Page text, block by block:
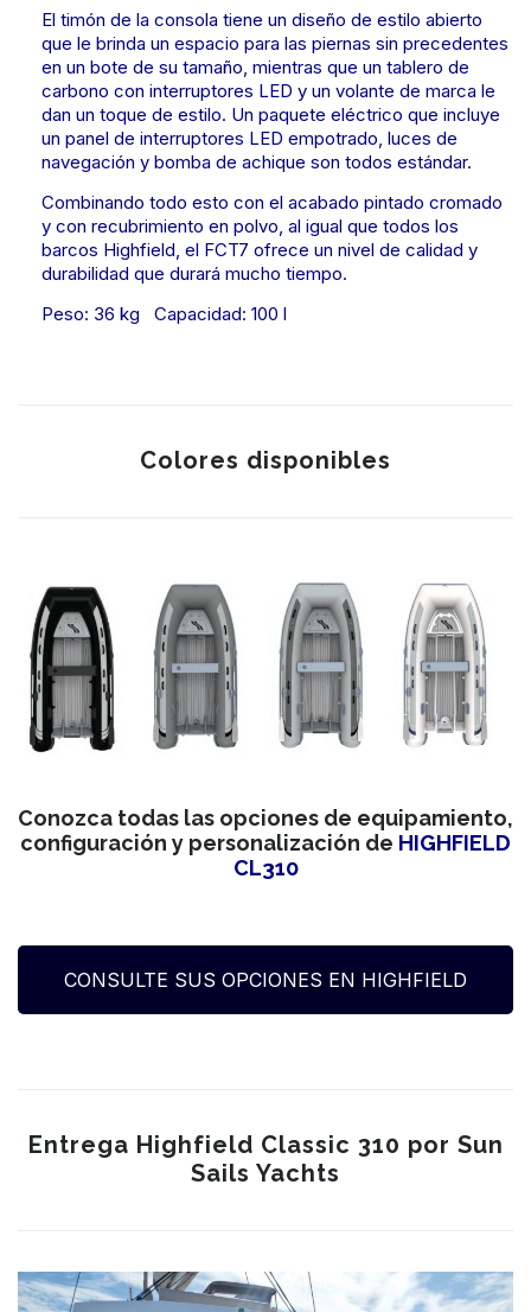
El timón de la consola tiene un diseño de estilo abierto
que le brinda un espacio para las piernas sin precedentes
en un bote de su tamaño, mientras que un tablero de
carbono con interruptores LED y un volante de marca le
dan un toque de estilo. Un paquete eléctrico que incluye
un panel de interruptores LED empotrado, luces de
navegación y bomba de achique son todos estándar.
Combinando todo esto con el acabado pintado cromado
y con recubrimiento en polvo, al igual que todos los
barcos Highfield, el FCT7 ofrece un nivel de calidad y
durabilidad que durará mucho tiempo.
Peso: 36 kg Capacidad: 100 l
Colores disponibles
Conozca todas las opciones de equipamiento,
configuración y personalización de HIGHFIELD
CL310
CONSULTE SUS OPCIONES EN HIGHFIELD
Entrega Highfield Classic 310 por Sun
Sails Yachts